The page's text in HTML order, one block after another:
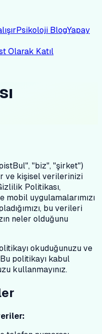
Psikoloji BlogYapay
Olarak Katıl
"biz", "şirket")
ve kişisel verilerinizi
Politikası,
mobil uygulamalarımızı
bu verileri
neler olduğunu
okuduğunuzu ve
politikayı kabul
kullanmayınız.